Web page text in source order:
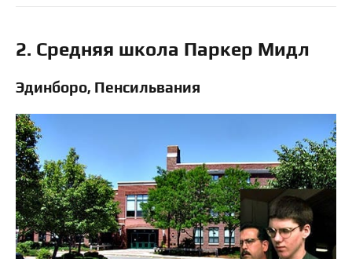
2. Средняя школа Паркер Мидл
Эдинборо, Пенсильвания